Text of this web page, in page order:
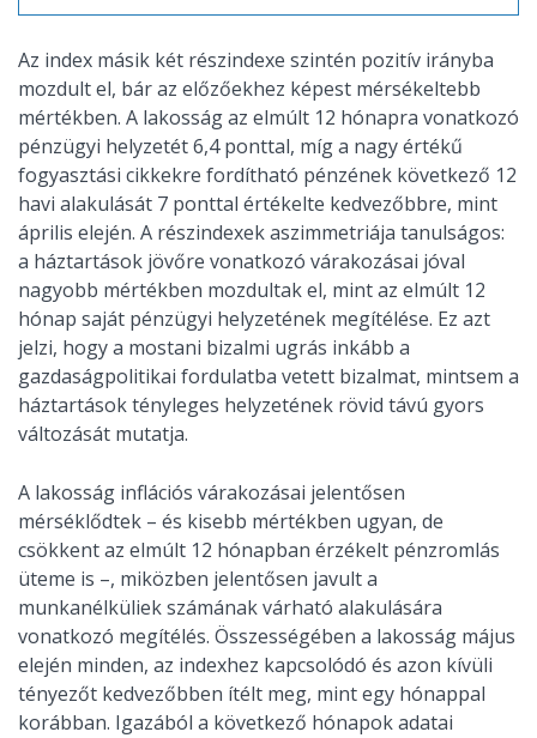
Az index másik két részindexe szintén pozitív irányba
mozdult el, bár az előzőekhez képest mérsékeltebb
mértékben. A lakosság az elmúlt 12 hónapra vonatkozó
pénzügyi helyzetét 6,4 ponttal, míg a nagy értékű
fogyasztási cikkekre fordítható pénzének következő 12
havi alakulását 7 ponttal értékelte kedvezőbbre, mint
április elején. A részindexek aszimmetriája tanulságos:
a háztartások jövőre vonatkozó várakozásai jóval
nagyobb mértékben mozdultak el, mint az elmúlt 12
hónap saját pénzügyi helyzetének megítélése. Ez azt
jelzi, hogy a mostani bizalmi ugrás inkább a
gazdaságpolitikai fordulatba vetett bizalmat, mintsem a
háztartások tényleges helyzetének rövid távú gyors
változását mutatja.
A lakosság inflációs várakozásai jelentősen
mérséklődtek – és kisebb mértékben ugyan, de
csökkent az elmúlt 12 hónapban érzékelt pénzromlás
üteme is –, miközben jelentősen javult a
munkanélküliek számának várható alakulására
vonatkozó megítélés. Összességében a lakosság május
elején minden, az indexhez kapcsolódó és azon kívüli
tényezőt kedvezőbben ítélt meg, mint egy hónappal
korábban. Igazából a következő hónapok adatai